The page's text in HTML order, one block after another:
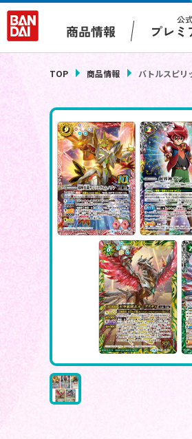
商品情報
公
プレミ
TOP 商品情報 バトルスピリ